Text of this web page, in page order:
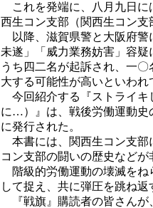
これを発端に、八月九日に
西生コン支部（関西生コン
以降、滋賀県警と大阪府警
未遂」「威力業務妨害」容
うち四二名が起訴され、一
大する可能性が高いといわれ
今回紹介する『ストライキ
に…）』は、戦後労働運動史
に発行された。
本書には、関西生コン支部
コン支部の闘いの歴史など
階級的労働運動の壊滅をね
して捉え、共に弾圧を跳ね
『戦旗』購読者の皆さんが